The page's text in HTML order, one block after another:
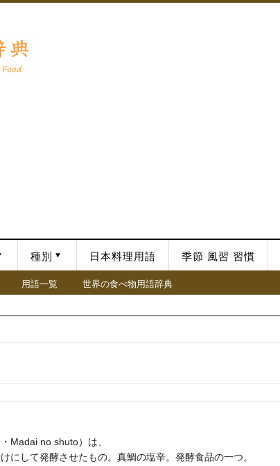
種別 日本料理用語 季節 風習 習慣
用語一覧 世界の食べ物用語辞典
Madai no shuto）は、
にして発酵させたもの。真鯛の塩辛。発酵食品の一つ。